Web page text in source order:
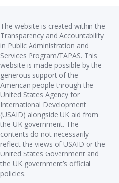
The website is created within the
Transparency and Accountability
in Public Administration and
Services Program/TAPAS. This
website is made possible by the
generous support of the
American people through the
United States Agency for
International Development
(USAID) alongside UK aid from
the UK government. The
contents do not necessarily
reflect the views of USAID or the
United States Government and
the UK government’s official
policies.